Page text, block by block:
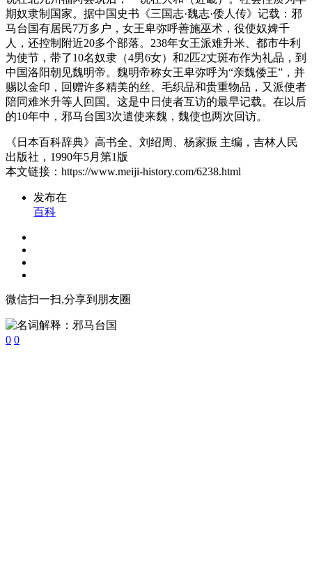
期奴隶制国家。据中国史书《三国志·魏志·倭人传》记载：邪
马台国有居民7万多户，女王卑弥呼善施巫术，役使奴婢千
人，还控制附近20多个部落。238年女王派难升米、都市牛利
为使节，带了10名奴隶（4男6女）和2匹2丈斑布作为礼品，到
中国洛阳朝见魏明帝。魏明帝称女王卑弥呼为“亲魏倭王”，并
赐以金印，回赠许多精美的丝、毛织品和贵重物品，又派使者
陪同难米升等人回国。这是中日使者互访的最早记载。在以后
的10年中，邪马台国3次遣使来魏，魏使也两次回访。
《日本百科辞典》高书全、刘绍周、杨家振 主编，吉林人民
出版社，1990年5月第1版
本文链接：https://www.meiji-history.com/6238.html
发布在
百科
微信扫一扫,分享到朋友圈
0 0